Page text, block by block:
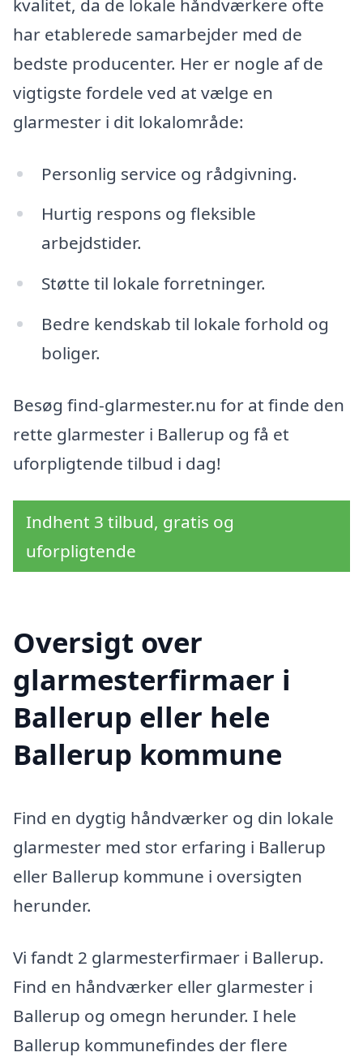
kvalitet, da de lokale håndværkere ofte
har etablerede samarbejder med de
bedste producenter. Her er nogle af de
vigtigste fordele ved at vælge en
glarmester i dit lokalområde:
Personlig service og rådgivning.
Hurtig respons og fleksible
arbejdstider.
Støtte til lokale forretninger.
Bedre kendskab til lokale forhold og
boliger.
Besøg find-glarmester.nu for at finde den
rette glarmester i Ballerup og få et
uforpligtende tilbud i dag!
Indhent 3 tilbud, gratis og
uforpligtende
Oversigt over
glarmesterfirmaer i
Ballerup eller hele
Ballerup kommune
Find en dygtig håndværker og din lokale
glarmester med stor erfaring i Ballerup
eller Ballerup kommune i oversigten
herunder.
Vi fandt 2 glarmesterfirmaer i Ballerup.
Find en håndværker eller glarmester i
Ballerup og omegn herunder. I hele
Ballerup kommunefindes der flere